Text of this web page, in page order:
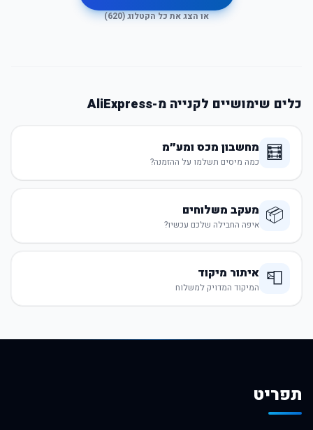
או הצג את כל הקטלוג (620
)
כלים שימושיים לקנייה מ-AliExpress
🧮 מחשבון מכס ומע״מ
כמה מיסים תשלמו על ההזמנה?
📦 מעקב משלוחים
איפה החבילה שלכם עכשיו?
📮 איתור מיקוד
המיקוד המדויק למשלוח
תפריט